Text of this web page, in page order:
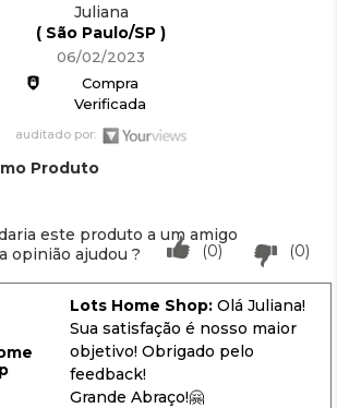
Juliana
( São Paulo/SP )
06/02/2023
Compra
Verificada
auditado por:
Produto
este produto a um amigo
(0)
(0)
opinião ajudou ?
Lots Home Shop: Olá Juliana!
Sua satisfação é nosso maior
objetivo! Obrigado pelo
feedback!
Grande Abraço!🤗